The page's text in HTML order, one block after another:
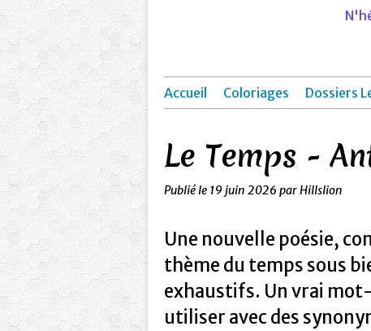
Accueil Coloriages Dossiers
Le Temps -
Publié le 19 juin 2026 par Hillslion
Une nouvelle poésie,
thème du temps sous
exhaustifs. Un vrai
utiliser avec des